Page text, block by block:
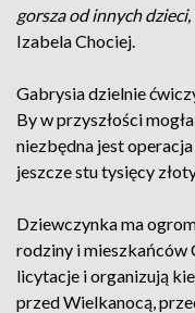
gorsza od innych
Izabela Chociej.
Gabrysia dzielnie
By w przyszłości
niezbędna jest
jeszcze stu tysięcy
Dziewczynka ma
rodziny i mieszkańców
licytacje i organizują
przed Wielkanocą,